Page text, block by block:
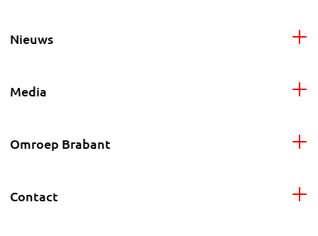
Nieuws
Media
Omroep Brabant
Contact